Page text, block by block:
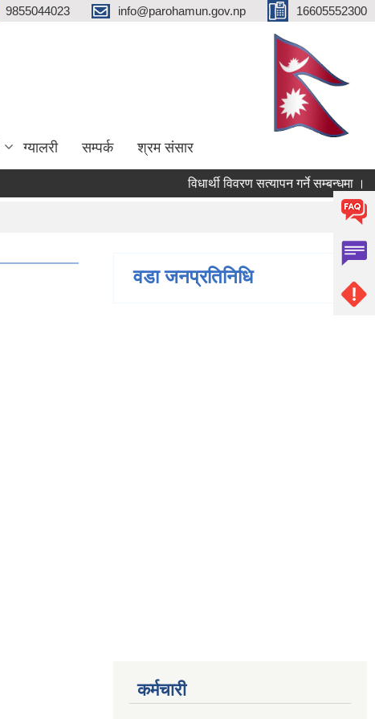
9855044023 info@parohamun.gov.np 16605552300
ग्यालरी सम्पर्क श्रम संसार
विधार्थी विवरण सत्यापन गर्ने सम्बन्धमा ।
वडा जनप्रतिनिधि
कर्मचारी